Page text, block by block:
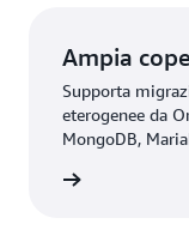
Ampia
Supporta
eterogenee da
MongoDB,